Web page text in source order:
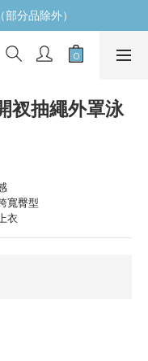
分品除外）
衩抽繩外罩泳
寬臀型
衣